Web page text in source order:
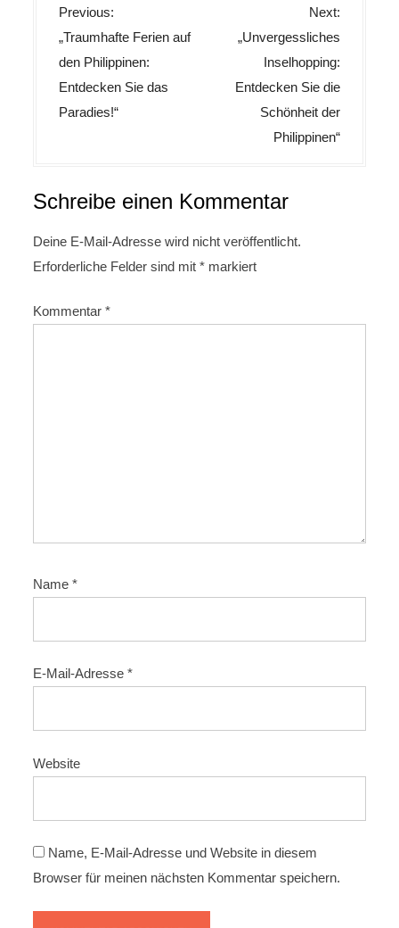
B
e
i
t
r
s
a
v
g
Previous:
„Traumhafte Ferien auf
den Philippinen:
Entdecken Sie das
Paradies!“
Next:
„Unvergessliches
Inselhopping:
Entdecken Sie die
Schönheit der
Philippinen“
Schreibe einen Kommentar
Deine E-Mail-Adresse wird nicht veröffentlicht.
Erforderliche Felder sind mit* markiert
Kommentar*
Name*
E-Mail-Adresse*
Website
Name, E-Mail-Adresse und Website in diesem
Browser für meinen nächsten Kommentar speichern.